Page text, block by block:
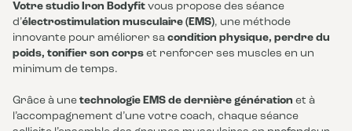
Votre studio Iron Bodyfit vous propose des séance
d’électrostimulation musculaire (EMS), une méthode
innovante pour améliorer sa condition physique, perdre du
poids, tonifier son corps et renforcer ses muscles en un
minimum de temps.
Grâce à une technologie EMS de dernière génération et à
l’accompagnement d’une votre coach, chaque séance